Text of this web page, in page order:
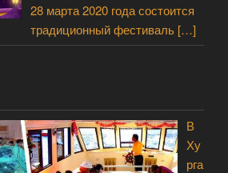
28 марта 2020 года состоится
традиционный фестиваль […]
В
Ху
рга